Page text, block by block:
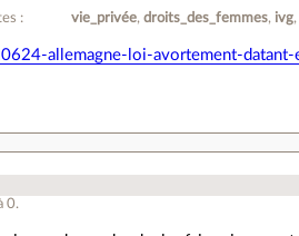
: vie_privée droits_des_femmes ivg
allemagne-loi-avortement-datant-
0.